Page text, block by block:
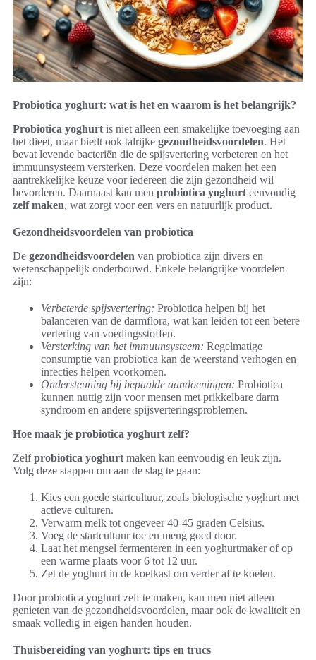
Probiotica yoghurt: wat is het en waarom is het belangrijk?
Probiotica yoghurt is niet alleen een smakelijke toevoeging aan
het dieet, maar biedt ook talrijke gezondheidsvoordelen. Het
bevat levende bacteriën die de spijsvertering verbeteren en het
immuunsysteem versterken. Deze voordelen maken het een
aantrekkelijke keuze voor iedereen die zijn gezondheid wil
bevorderen. Daarnaast kan men probiotica yoghurt eenvoudig
zelf maken, wat zorgt voor een vers en natuurlijk product.
Gezondheidsvoordelen van probiotica
De gezondheidsvoordelen van probiotica zijn divers en
wetenschappelijk onderbouwd. Enkele belangrijke voordelen
zijn:
Verbeterde spijsvertering: Probiotica helpen bij het
balanceren van de darmflora, wat kan leiden tot een betere
vertering van voedingsstoffen.
Versterking van het immuunsysteem: Regelmatige
consumptie van probiotica kan de weerstand verhogen en
infecties helpen voorkomen.
Ondersteuning bij bepaalde aandoeningen: Probiotica
kunnen nuttig zijn voor mensen met prikkelbare darm
syndroom en andere spijsverteringsproblemen.
Hoe maak je probiotica yoghurt zelf?
Zelfprobiotica yoghurt maken kan eenvoudig en leuk zijn.
Volg deze stappen om aan de slag te gaan:
Kies een goede startcultuur, zoals biologische yoghurt met
actieve culturen.
Verwarm melk tot ongeveer 40-45 graden Celsius.
Voeg de startcultuur toe en meng goed door.
Laat het mengsel fermenteren in een yoghurtmaker of op
een warme plaats voor 6 tot 12 uur.
Zet de yoghurt in de koelkast om verder af te koelen.
Door probiotica yoghurt zelf te maken, kan men niet alleen
genieten van de gezondheidsvoordelen, maar ook de kwaliteit en
smaak volledig in eigen handen houden.
Thuisbereiding van yoghurt: tips en trucs